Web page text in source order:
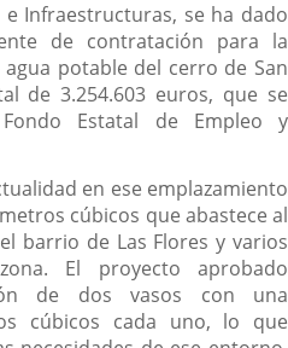
Infraestructuras, se ha dado
de contratación para la
potable del cerro de San
de 3.254.603 euros, que se
Estatal de Empleo y
en ese emplazamiento
cúbicos que abastece al
barrio de Las Flores y varios
El proyecto aprobado
de dos vasos con una
cúbicos cada uno, lo que